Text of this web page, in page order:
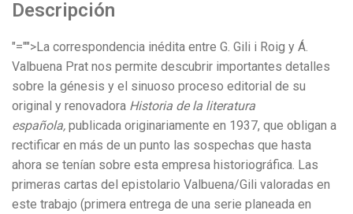
Descripción
"="">La correspondencia inédita entre G. Gili i Roig y Á.
Valbuena Prat nos permite descubrir importantes detalles
sobre la génesis y el sinuoso proceso editorial de su
original y renovadora Historia de la literatura
española, publicada originariamente en 1937, que obligan a
rectificar en más de un punto las sospechas que hasta
ahora se tenían sobre esta empresa historiográfica. Las
primeras cartas del epistolario Valbuena/Gili valoradas en
este trabajo (primera entrega de una serie planeada en